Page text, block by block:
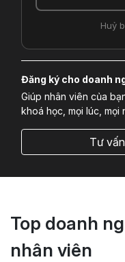
Huỷ
Đăng ký cho doanh
Giúp nhân viên của
khoá học, mọi lúc, mọi
Tư
Top doanh
nhân viên